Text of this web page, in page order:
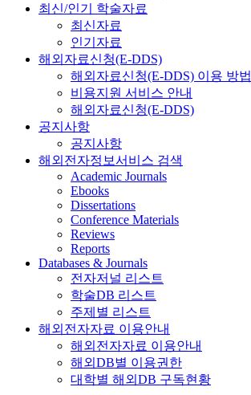
최신/인기 학술자료
최신자료
인기자료
해외자료신청(E-DDS)
해외자료신청(E-DDS) 이용 방법
비용지원 서비스 안내
해외자료신청(E-DDS)
공지사항
공지사항
해외전자정보서비스 검색
Academic Journals
Ebooks
Dissertations
Conference Materials
Reviews
Reports
Databases & Journals
전자저널 리스트
학술DB 리스트
주제별 리스트
해외전자자료 이용안내
해외전자자료 이용안내
해외DB별 이용권한
대학별 해외DB 구독현황